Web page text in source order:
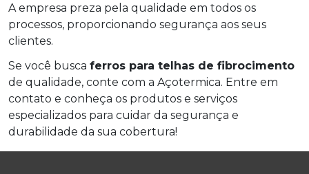
A empresa preza pela qualidade em todos os
processos, proporcionando segurança aos seus
clientes.
Se você busca ferros para telhas de fibrocimento
de qualidade, conte com a Açotermica. Entre em
contato e conheça os produtos e serviços
especializados para cuidar da segurança e
durabilidade da sua cobertura!